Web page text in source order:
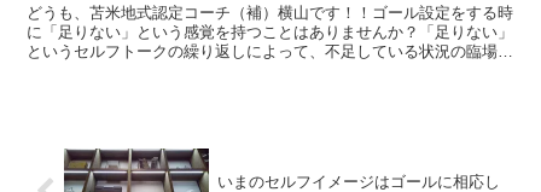
どうも、苫米地式認定コーチ（補）横山です！！ゴール設定をする時
に「足りない」という感覚を持つことはありませんか？「足りない」
というセルフトークの繰り返しによって、不足している状況の臨場感
いまのセルフイメージはゴールに相応し